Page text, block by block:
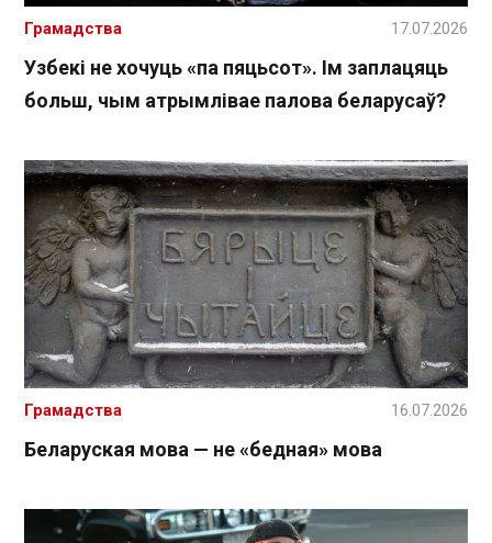
Узбекі не хочуць «па пяцьсот». Ім заплацяць
больш, чым атрымлівае палова беларусаў?
Грамадства 17.07.2026
Беларуская мова — не «бедная» мова
Грамадства 16.07.2026